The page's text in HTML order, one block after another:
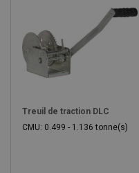
If any questions should
contact page:
sales
Treuil de traction DLC
CMU: 0.499 - 1.136 tonne(s)